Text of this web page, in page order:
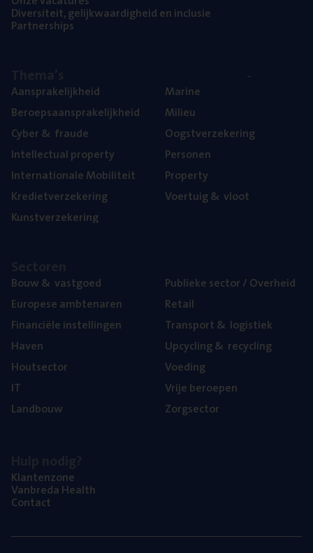
Diver­si­teit, gelijk­waar­dig­heid en inclusie
Part­ner­ships
Aan­spra­ke­lijk­heid
Beroeps­aan­spra­ke­lijk­heid
Cyber& fraude
Intel­lec­tu­al property
Inter­na­ti­o­na­le Mobiliteit
Kre­diet­ver­ze­ke­ring
Kunst­ver­ze­ke­ring
Mari­ne
Mili­eu
Oogst­ver­ze­ke­ring
Per­so­nen
Pro­per­ty
Voer­tuig& vloot
Bouw& vastgoed
Euro­pe­se ambtenaren
Finan­ci­ë­le instellingen
Haven
Hout­sec­tor
IT
Land­bouw
Publie­ke sec­tor / Overheid
Retail
Trans­port& logistiek
Upcy­cling& recycling
Voe­ding
Vrije beroe­pen
Zorg­sec­tor
Klan­ten­zo­ne
Van­b­re­da Health
Con­tact